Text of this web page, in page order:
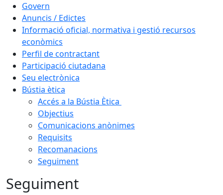
Govern
Anuncis / Edictes
Informació oficial, normativa i gestió recursos
econòmics
Perfil de contractant
Participació ciutadana
Seu electrònica
Bústia ètica
Accés a la Bústia Ètica
Objectius
Comunicacions anònimes
Requisits
Recomanacions
Seguiment
Seguiment